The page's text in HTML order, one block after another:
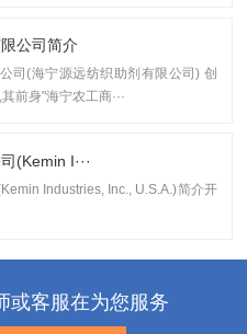
公司简介
司(海宁源远纺织助剂有限公司) 创
前身"海宁农工商···
(Kemin I···
Industries, Inc., U.S.A.)简介开
或客服在为您服务